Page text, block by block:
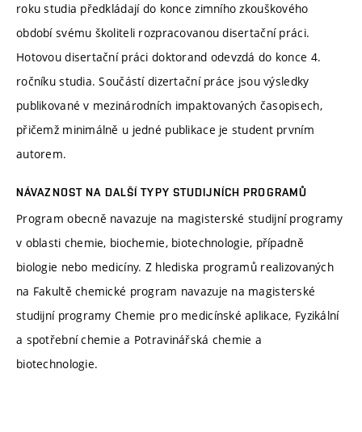
roku studia předkládají do konce zimního zkouškového
období svému školiteli rozpracovanou disertační práci.
Hotovou disertační práci doktorand odevzdá do konce 4.
ročníku studia. Součástí dizertační práce jsou výsledky
publikované v mezinárodních impaktovaných časopisech,
přičemž minimálně u jedné publikace je student prvním
autorem.
NÁVAZNOST NA DALŠÍ TYPY STUDIJNÍCH PROGRAMŮ
Program obecně navazuje na magisterské studijní programy
v oblasti chemie, biochemie, biotechnologie, případně
biologie nebo medicíny. Z hlediska programů realizovaných
na Fakultě chemické program navazuje na magisterské
studijní programy Chemie pro medicínské aplikace, Fyzikální
a spotřební chemie a Potravinářská chemie a
biotechnologie.